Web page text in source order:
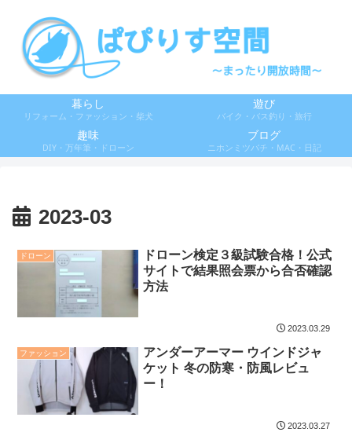
暮らし
リフォーム・ファッション・柴犬
遊び
バイク・バス釣り・旅行
趣味
DIY・万年筆・ドローン
ブログ
ニホンミツバチ・MAC・日記
2023-03
ドローン
ドローン検定３級試験合格！公式
サイトで結果照会票から合否確認
方法
2023.03.29
ファッション
アンダーアーマー ウインドジャ
ケット 冬の防寒・防風レビュ
ー！
2023.03.27